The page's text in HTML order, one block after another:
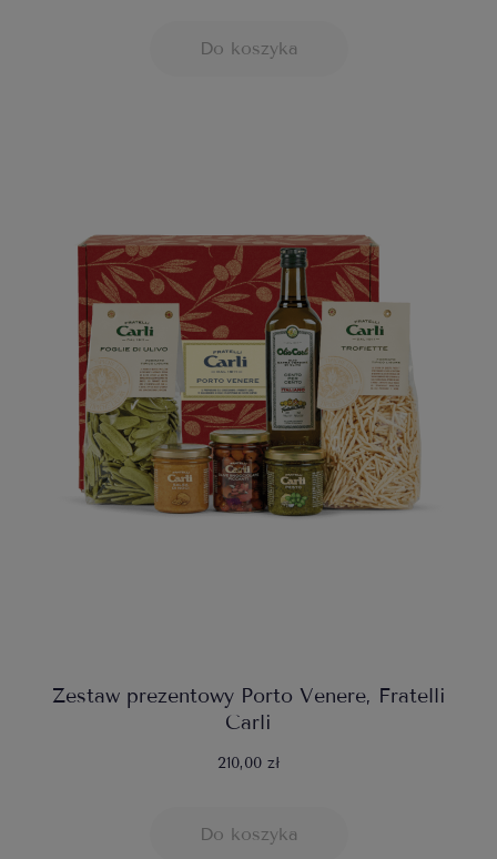
Do koszyka
Zestaw prezentowy Porto Venere, Fratelli
Carli
210,00 zł
Do koszyka